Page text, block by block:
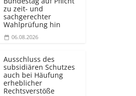
zu zeit- und
sachgerechter
Wahlprüfung hin
06.08.2026
Ausschluss des
subsidiären Schutzes
auch bei Häufung
erheblicher
Rechtsverstöße